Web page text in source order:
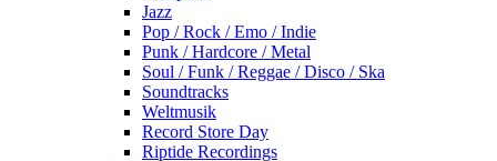
Jazz
Pop / Rock / Emo / Indie
Punk / Hardcore / Metal
Soul / Funk / Reggae / Disco / Ska
Soundtracks
Weltmusik
Record Store Day
Riptide Recordings